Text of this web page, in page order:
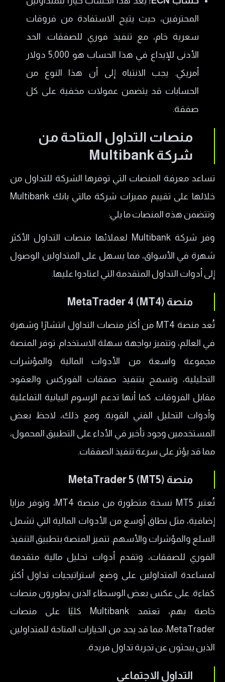
المحترفين، حيث يتيح الاستفادة من فروقات
سعرية خام، مع تنفيذ فوري للصفقات. الحد
الأدنى للإيداع في هذا الحساب هو 5,000 دولار
أمريكي. يجب الانتباه إلى أن هذا النوع من
الحسابات قد يتضمن عمولات مخفية على كل
صفقة.
منصات التداول المتاحة من
شركة Multibank
تساعد معرفة المنصات التي توفرها الشركة للتداول من
خلالها على تقييم مميزات شركة مالتي بانك Multibank
وتتضمن هذه المنصات ما يلي:
وفر شركة Multibank لعملائها منصات التداول الأكثر
شهرة في الأسواق، مما يسهل على المتداولين الوصول
إلى أدوات التداول المتقدمة التي اعتادوا عليها.
منصة MetaTrader 4 (MT4)
تُعد منصة MT4 من أكثر منصات التداول انتشارًا وشهرة
في العالم، وتتميز بواجهة سهلة الاستخدام. توفر المنصة
مجموعة واسعة من الأدوات المالية والمؤشرات
التحليلية، وتسمح بتنفيذ صفقات الفوركس والعقود
مقابل الفروقات. كما أنها تدعم الرسوم البيانية التفاعلية
وأدوات التحليل الفني القوية. ومع ذلك، لاحظ بعض
المستخدمين وجود تأخير في الأداء على التطبيق المحمول،
مما قد يؤثر على سرعة تنفيذ الصفقات.
منصة MetaTrader 5 (MT5)
تُعتبر MT5 نسخة متطورة من منصة MT4، وتوفر مزايا
إضافية، مثل نطاق أوسع من الأدوات المالية التي تشمل
السلع والمؤشرات والأسهم. تتميز المنصة بتطبيق التنفيذ
الفوري للصفقات، وتقدم أدوات تحليل مالية متقدمة
لمساعدة المتداولين على وضع استراتيجيات تداول أكثر
كفاءة. على عكس بعض الوسطاء الذين يطورون منصات
خاصة بهم، تعتمد Multibank كليًا على منصات
MetaTrader، مما قد يحد من الخيارات المتاحة للمتداولين
الذين يبحثون عن تجربة تداول فريدة.
التداول الاجتماعي